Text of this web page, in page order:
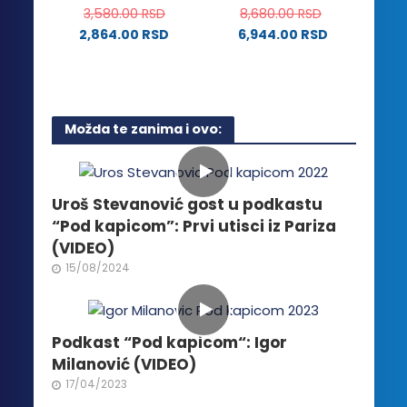
proizvoda.
3,580.00RSD
2,864.00 RSD
više
varijanti.
mogu
biti
izabrane
stranici
proizvoda.
8,680.00RSD
6,944.00 RSD
Možda te zanima i ovo:
Uroš Stevanović gost u podkastu
“Pod kapicom”: Prvi utisci iz Pariza
(VIDEO)
15/08/2024
Podkast “Pod kapicom“: Igor
Milanović (VIDEO)
17/04/2023